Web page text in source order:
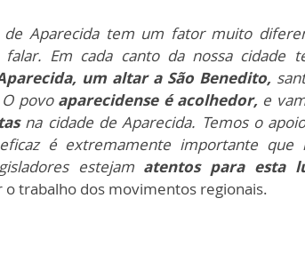
de Aparecida tem um fator muito
Em cada canto da nossa cidade
um altar a São Benedito,
povo aparecidense é acolhedor, e
na cidade de Aparecida. Temos o
é extremamente importante que
estejam atentos para esta
o trabalho dos movimentos regionais.